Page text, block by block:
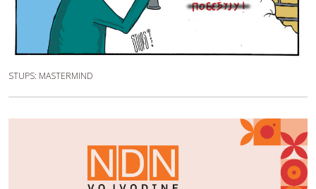
STUPS: MASTERMIND